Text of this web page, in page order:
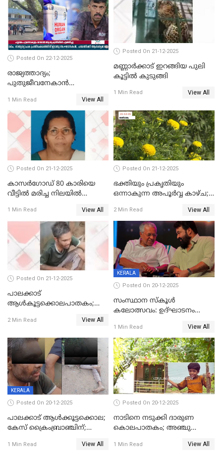
Posted On 22-12-2025
രാജ്യത്താദ്യം;
പുതുജീവനേകാൻ
എറണാകുളം സർക്കാർ
ജനറൽ
ആശുപത്രിയിലെത്തിച്ചു
1 Min Read View All
Posted On 21-12-2025
മണ്ണാർക്കാട് ഇറങ്ങിയ പുലി
കൂട്ടിൽ കുടുങ്ങി
1 Min Read View All
Posted On 21-12-2025
കാസർഗോഡ് 80 കാരിയെ
വീട്ടിൽ മരിച്ച നിലയിൽ
1 Min Read View All
Posted On 21-12-2025
ഭക്തിയും പ്രകൃതിയും
ഒന്നാകുന്ന അപൂര്‍വ്വ കാഴ്ച;
കാഴ്ചാനുഭവമൊരുക്കി
ശബരീ നന്ദനം
2 Min Read View All
Posted On 21-12-2025
പാലക്കാട്‌
ആൾകൂട്ടക്കൊലപാതകം;
ഊർജ്ജിതമാക്കിമാക്കി
2 Min Read View All
KERALA
Posted On 20-12-2025
സംസ്ഥാന സ്കൂൾ
കലോത്സവം: ഉദ്ഘാടനം
മുഖ്യാതിഥിയായി
മോഹൻലാൽ
1 Min Read View All
KERALA
Posted On 20-12-2025
പാലക്കാട് ആൾക്കൂട്ടക്കൊല;
കേസ് ക്രൈംബ്രാഞ്ചിന്;
അന്വേഷിക്കും
1 Min Read View All
Posted On 20-12-2025
നാടിനെ നടുക്കി ദാരുണ
കൊലപാതകം; അഞ്ചു
കഴുത്തുഞെരിച്ച് കൊന്നു
1 Min Read View All